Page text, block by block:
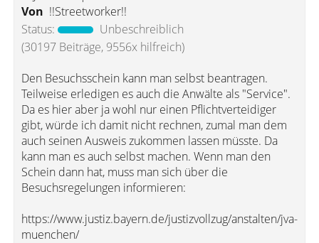
Von !!Streetworker!!
Status:
Unbeschreiblich
(30197 Beiträge, 9556x hilfreich)
Den Besuchsschein kann man selbst beantragen.
Teilweise erledigen es auch die Anwälte als "Service".
Da es hier aber ja wohl nur einen Pflichtverteidiger
gibt, würde ich damit nicht rechnen, zumal man dem
auch seinen Ausweis zukommen lassen müsste. Da
kann man es auch selbst machen. Wenn man den
Schein dann hat, muss man sich über die
Besuchsregelungen informieren:
https://www.justiz.bayern.de/justizvollzug/anstalten/jva-
muenchen/